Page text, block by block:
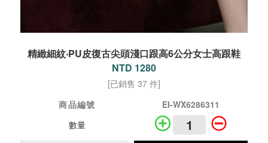
精緻細紋‧PU皮復古尖頭淺口跟高6公分女士高跟鞋
NTD 1280
[已銷售 37 件]
商品編號
EI-WX6286311
數量